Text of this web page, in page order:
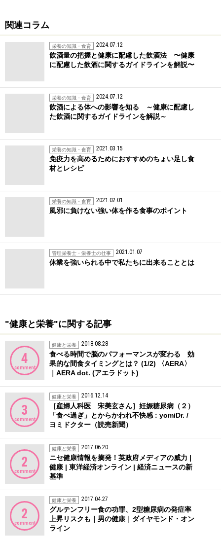
関連コラム
栄養の知識・食育 2024.07.12
飲酒量の把握と健康に配慮した飲酒法 〜健康
に配慮した飲酒に関するガイドラインを解説〜
栄養の知識・食育 2024.07.12
飲酒による体への影響を知る ～健康に配慮し
た飲酒に関するガイドラインを解説～
栄養の知識・食育 2021.03.15
免疫力を高めるためにおすすめのちょい足し食
材とレシピ
栄養の知識・食育 2021.02.01
風邪に負けない強い体を作る食事のポイント
管理栄養士・栄養士の仕事 2021.01.07
休業を強いられる中で私たちに出来ることとは
"健康と栄養"に関する記事
4
comment
健康と栄養 2018.08.28
食べる時間で脳のパフォーマンスが変わる 効
果的な間食タイミングとは？ (1/2) 〈AERA〉
｜AERA dot. (アエラドット)
3
comment
健康と栄養 2016.12.14
［産婦人科医 宋美玄さん］妊娠糖尿病（２）
「食べ過ぎ」とからかわれ不快感 : yomiDr. /
ヨミドクター（読売新聞）
2
comment
健康と栄養 2017.06.20
ニセ健康情報を摘発！英政府メディアの威力 |
健康 | 東洋経済オンライン | 経済ニュースの新
基準
2
comment
健康と栄養 2017.04.27
グルテンフリー食の功罪、2型糖尿病の発症率
上昇リスクも｜男の健康｜ダイヤモンド・オン
ライン